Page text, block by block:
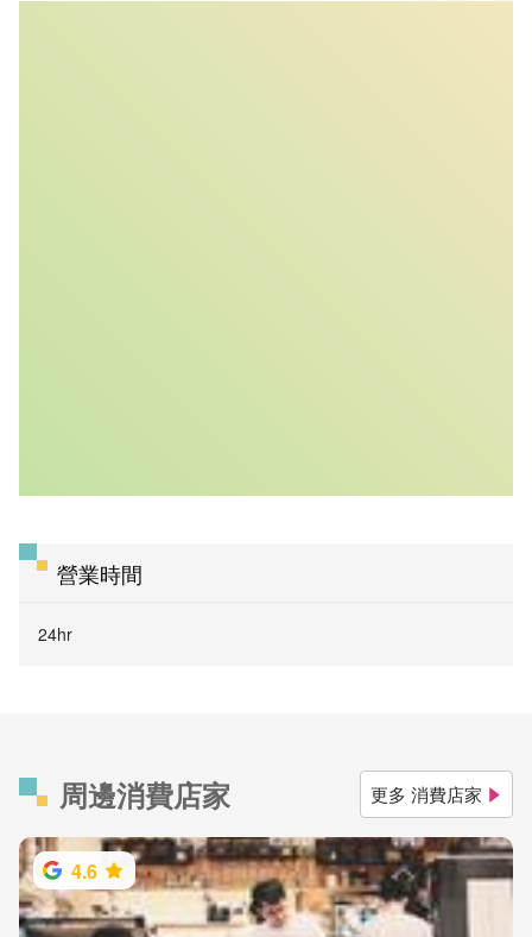
營業時間
24hr
周邊消費店家 更多 消費店家
4.6